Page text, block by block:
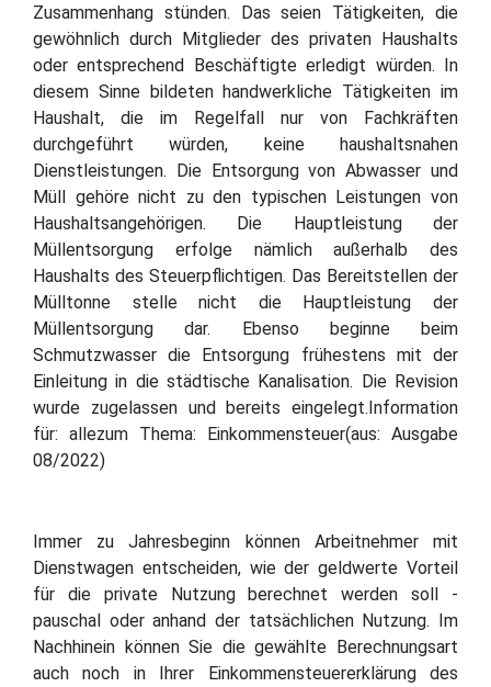
Zusammenhang stünden. Das seien Tätigkeiten, die
gewöhnlich durch Mitglieder des privaten Haushalts
oder entsprechend Beschäftigte erledigt würden. In
diesem Sinne bildeten handwerkliche Tätigkeiten im
Haushalt, die im Regelfall nur von Fachkräften
durchgeführt würden, keine haushaltsnahen
Dienstleistungen. Die Entsorgung von Abwasser und
Müll gehöre nicht zu den typischen Leistungen von
Haushaltsangehörigen. Die Hauptleistung der
Müllentsorgung erfolge nämlich außerhalb des
Haushalts des Steuerpflichtigen. Das Bereitstellen der
Mülltonne stelle nicht die Hauptleistung der
Müllentsorgung dar. Ebenso beginne beim
Schmutzwasser die Entsorgung frühestens mit der
Einleitung in die städtische Kanalisation. Die Revision
wurde zugelassen und bereits eingelegt.Information
für: allezum Thema: Einkommensteuer(aus: Ausgabe
08/2022)
Immer zu Jahresbeginn können Arbeitnehmer mit
Dienstwagen entscheiden, wie der geldwerte Vorteil
für die private Nutzung berechnet werden soll -
pauschal oder anhand der tatsächlichen Nutzung. Im
Nachhinein können Sie die gewählte Berechnungsart
auch noch in Ihrer Einkommensteuererklärung des